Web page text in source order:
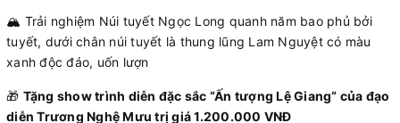
🏔️ Trải nghiệm Núi tuyết Ngọc Long quanh năm bao phủ bởi
tuyết, dưới chân núi tuyết là thung lũng Lam Nguyệt có màu
xanh độc đáo, uốn lượn
🎁 Tặng show trình diễn đặc sắc “Ấn tượng Lệ Giang“ của đạo
diễn Trương Nghệ Mưu trị giá 1.200.000 VNĐ